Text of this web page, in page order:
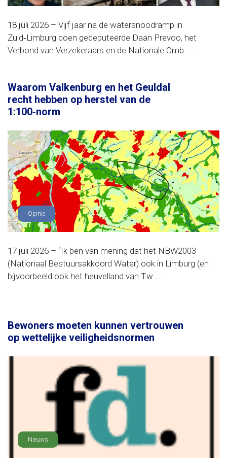
18 juli 2026 – Vijf jaar na de watersnoodramp in
Zuid‑Limburg doen gedeputeerde Daan Prevoo, het
Verbond van Verzekeraars en de Nationale Omb......
Waarom Valkenburg en het Geuldal
recht hebben op herstel van de
1:100‑norm
Opinie
17 juli 2026 – “Ik ben van mening dat het NBW2003
(Nationaal Bestuursakkoord Water) ook in Limburg (en
bijvoorbeeld ook het heuvelland van Tw......
Bewoners moeten kunnen vertrouwen
op wettelijke veiligheidsnormen
Nieuws